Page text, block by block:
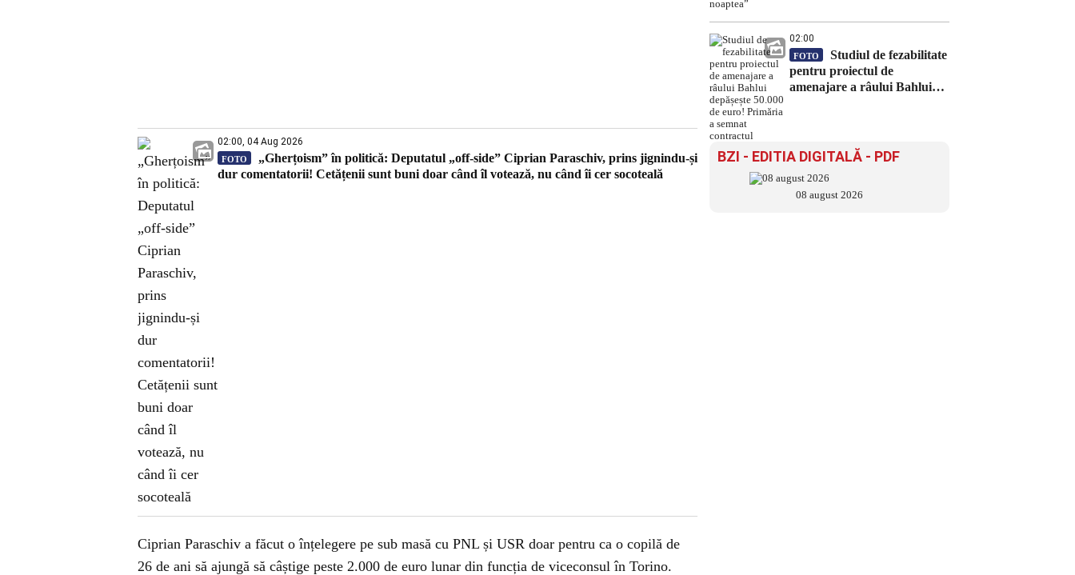
02:00, 04 Aug 2026
FOTO
„Gherțoism” în politică: Deputatul „off-side” Ciprian Paraschiv, prins jignindu-și
dur comentatorii! Cetățenii sunt buni doar când îl votează, nu când îi cer socoteală
Ciprian Paraschiv a făcut o înțelegere pe sub masă cu PNL și USR doar pentru ca o copilă de
26 de ani să ajungă să câștige peste 2.000 de euro lunar din funcția de viceconsul în Torino.
02:00
FOTO
Studiul de fezabilitate
pentru proiectul de
amenajare a râului Bahlui
BZI - EDITIA DIGITALĂ - PDF
08 august 2026